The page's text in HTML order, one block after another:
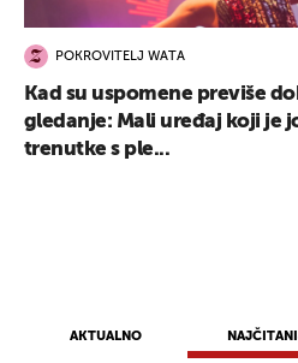
AKTUALNO
POKROVITELJ WATA
Kad su uspomene previše
gledanje: Mali uređaj koji je
trenutke s ple...
UKLJUČITE